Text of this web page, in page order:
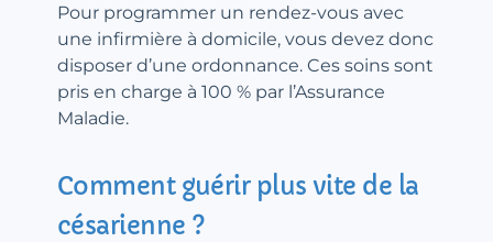
Pour programmer un rendez-vous avec
une infirmière à domicile, vous devez donc
disposer d’une ordonnance. Ces soins sont
pris en charge à 100 % par l’Assurance
Maladie.
Comment guérir plus vite de la
césarienne ?